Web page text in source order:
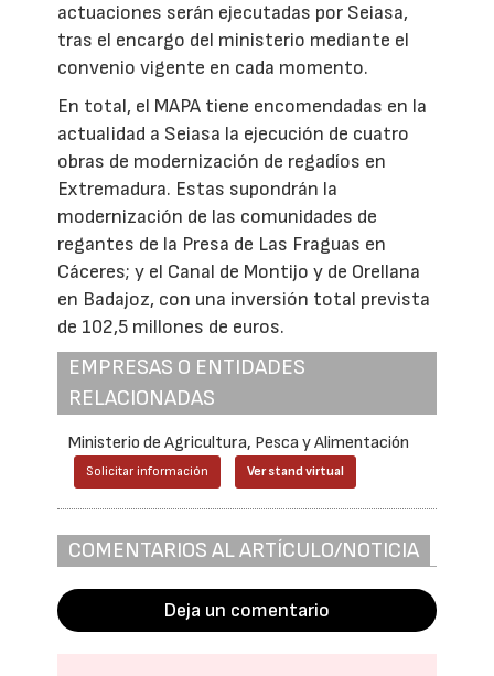
actuaciones serán ejecutadas por Seiasa,
tras el encargo del ministerio mediante el
convenio vigente en cada momento.
En total, el MAPA tiene encomendadas en la
actualidad a Seiasa la ejecución de cuatro
obras de modernización de regadíos en
Extremadura. Estas supondrán la
modernización de las comunidades de
regantes de la Presa de Las Fraguas en
Cáceres; y el Canal de Montijo y de Orellana
en Badajoz, con una inversión total prevista
de 102,5 millones de euros.
EMPRESAS O ENTIDADES
RELACIONADAS
Ministerio de Agricultura, Pesca y Alimentación
Solicitar información Ver stand virtual
COMENTARIOS AL ARTÍCULO/NOTICIA
Deja un comentario